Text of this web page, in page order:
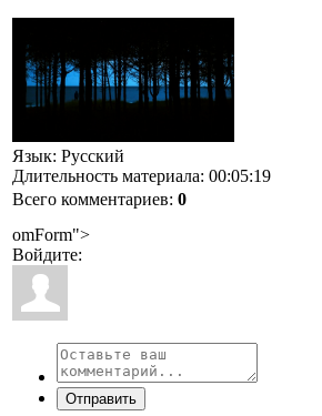
Язык: Русский
Длительность материала: 00:05:19
Всего комментариев: 0
omForm">
Войдите:
Отправить